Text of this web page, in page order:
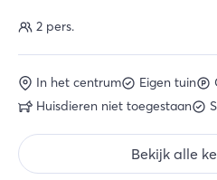
In het centrum Eigen tuin
Huisdieren niet toegestaan
Bekijk alle
2 pers.